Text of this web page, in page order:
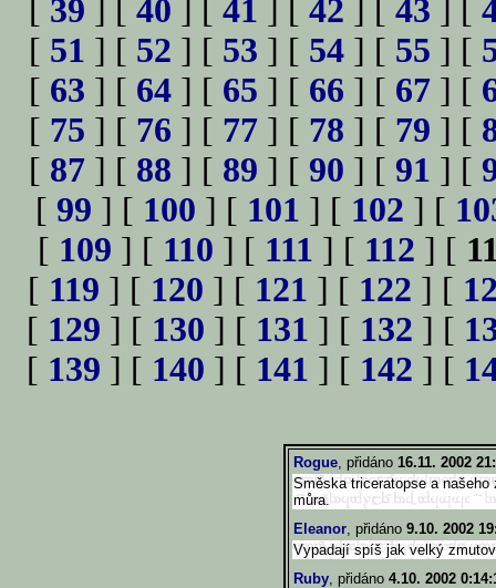
[ 39 ] [ 40 ] [ 41 ] [ 42 ] [ 43 ] [
[ 51 ] [ 52 ] [ 53 ] [ 54 ] [ 55 ] [
[ 63 ] [ 64 ] [ 65 ] [ 66 ] [ 67 ] [
[ 75 ] [ 76 ] [ 77 ] [ 78 ] [ 79 ] [
[ 87 ] [ 88 ] [ 89 ] [ 90 ] [ 91 ] [
[ 99 ] [ 100 ] [ 101 ] [ 102 ] [
[ 109 ] [ 110 ] [ 111 ] [ 112 ] [
[ 119 ] [ 120 ] [ 121 ] [ 122 ] [
[ 129 ] [ 130 ] [ 131 ] [ 132 ] [
[ 139 ] [ 140 ] [ 141 ] [ 142 ] [
Rogue, přidáno 16.11. 2002
Směska triceratopse a
můra.
Eleanor, přidáno 9.10. 2002
Vypadají spíš jak velký
Ruby, přidáno 4.10. 2002